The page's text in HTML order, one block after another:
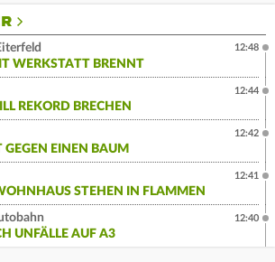
WERKSTATT BRENNT
12:48
REKORD BRECHEN
12:44
GEGEN EINEN BAUM
12:42
STEHEN IN FLAMMEN
12:41
UNFÄLLE AUF A3
12:40